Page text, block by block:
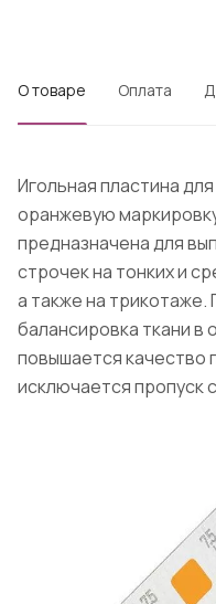
О товаре Оплата
Игольная пластина
оранжевую
предназначена для
строчек на тонких и
а также на
балансировка ткани в
повышается качество
исключается пропуск